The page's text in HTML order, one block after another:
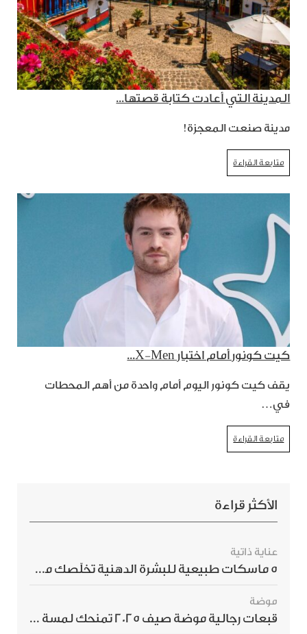
المدينة التي أعادت كتابة قصتها...
مدينة صنعت المعجزة!
متابعة القراءة
كيت كونور أمام اختبار X-Men...
يقف كيت كونور اليوم أمام واحدة من أهم المحطات
في…
متابعة القراءة
الأكثر قراءة
عناية ذاتية
5 ماسكات طبيعية للبشرة الدهنية تخلّصك من الحبوب بسرعة
موضة
قبعات رجالية موضة صيف 2025 تمنحك لمسة أناقة استثنائية